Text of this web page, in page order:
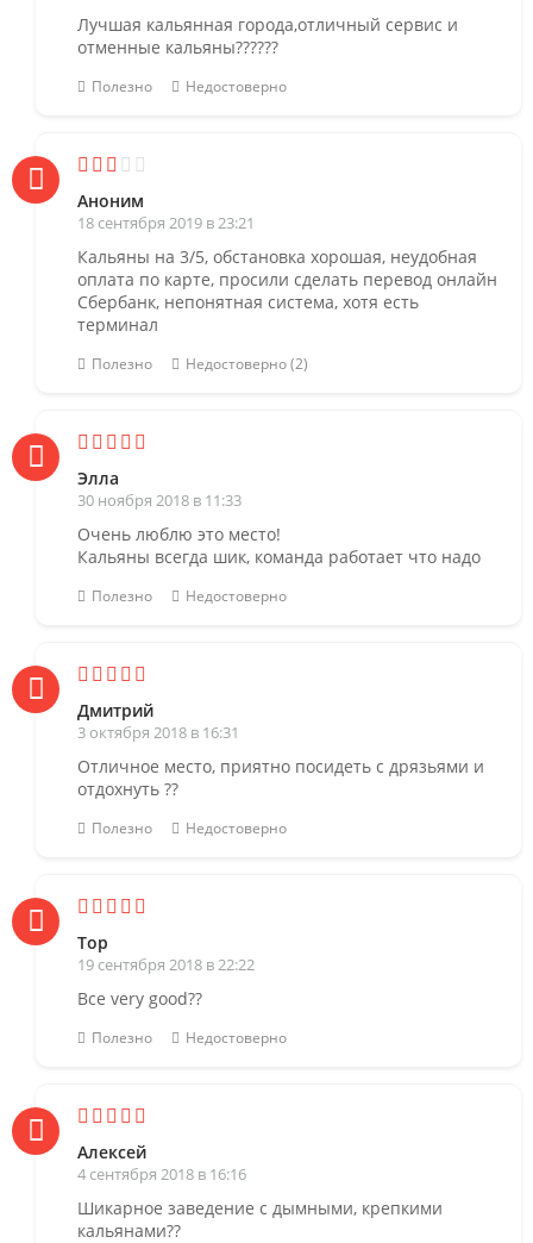
Лучшая кальянная города,отличный сервис и
отменные кальяны??????
Полезно Недостоверно
Аноним
18 сентября 2019 в 23:21
Кальяны на 3/5, обстановка хорошая, неудобная
оплата по карте, просили сделать перевод онлайн
Сбербанк, непонятная система, хотя есть
терминал
Полезно Недостоверно (2)
Элла
30 ноября 2018 в 11:33
Очень люблю это место!
Кальяны всегда шик, команда работает что надо
Полезно Недостоверно
Дмитрий
3 октября 2018 в 16:31
Отличное место, приятно посидеть с дрязьями и
отдохнуть ??
Полезно Недостоверно
Top
19 сентября 2018 в 22:22
Все very good??
Полезно Недостоверно
Алексей
4 сентября 2018 в 16:16
Шикарное заведение с дымными, крепкими
кальянами??